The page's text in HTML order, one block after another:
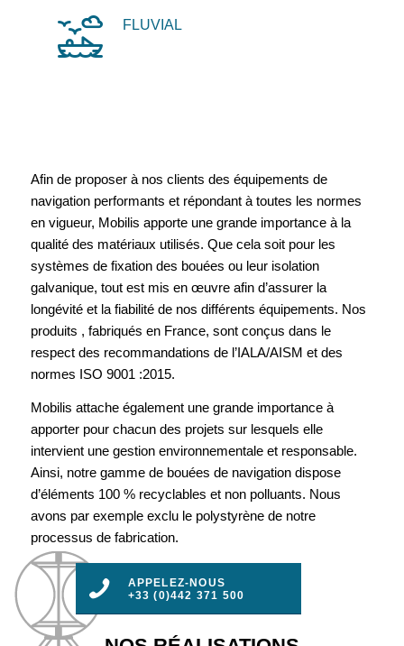
FLUVIAL
Afin de proposer à nos clients des équipements de
navigation performants et répondant à toutes les normes
en vigueur, Mobilis apporte une grande importance à la
qualité des matériaux utilisés. Que cela soit pour les
systèmes de fixation des bouées ou leur isolation
galvanique, tout est mis en œuvre afin d’assurer la
longévité et la fiabilité de nos différents équipements. Nos
produits , fabriqués en France, sont conçus dans le
respect des recommandations de l’IALA/AISM et des
normes ISO 9001 :2015.
Mobilis attache également une grande importance à
apporter pour chacun des projets sur lesquels elle
intervient une gestion environnementale et responsable.
Ainsi, notre gamme de bouées de navigation dispose
d’éléments 100 % recyclables et non polluants. Nous
avons par exemple exclu le polystyrène de notre
processus de fabrication.
APPELEZ-NOUS
+33 (0)442 371 500